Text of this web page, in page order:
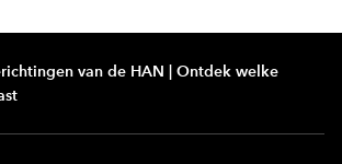
van de HAN | Ontdek welke